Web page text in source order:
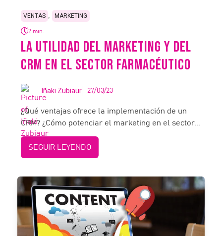
VENTAS MARKETING
2 min.
LA UTILIDAD DEL MARKETING Y DEL
CRM EN EL SECTOR FARMACÉUTICO
Iñaki Zubiaur 27/03/23
¿Qué ventajas ofrece la implementación de un
CRM? ¿Cómo potenciar el marketing en el sector...
SEGUIR LEYENDO